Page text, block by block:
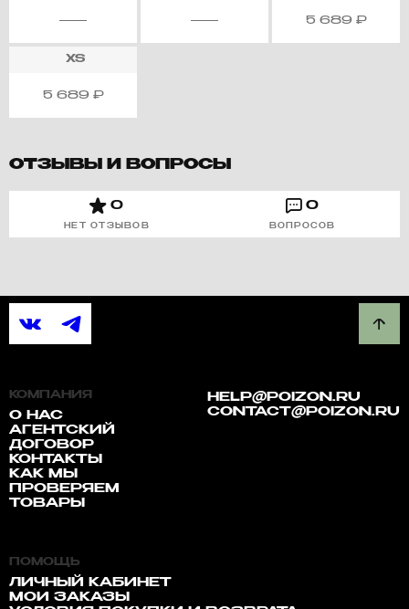
5 689 ₽
XS
5 689 ₽
ОТЗЫВЫ И ВОПРОСЫ
0
НЕТ ОТЗЫВОВ
0
ВОПРОСОВ
КОМПАНИЯ
О НАС
АГЕНТСКИЙ
ДОГОВОР
КОНТАКТЫ
КАК МЫ
ПРОВЕРЯЕМ
ТОВАРЫ
HELP@POIZON.RU
CONTACT@POIZON.RU
ПОМОЩЬ
ЛИЧНЫЙ КАБИНЕТ
МОИ ЗАКАЗЫ